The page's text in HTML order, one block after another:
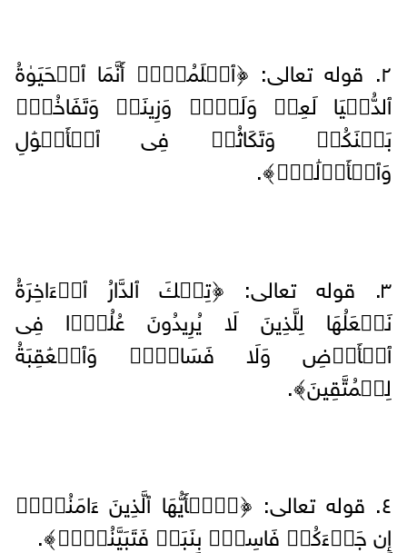
٢. قوله تعالى: ﴿ٱعۡلَمُوۤا۟ أَنَّمَا ٱلۡحَیَوٰةُ
ٱلدُّنۡیَا لَعِبࣱ وَلَهۡوࣱ وَزِینَةࣱ وَتَفَاخُرُۢ
بَیۡنَكُمۡ وَتَكَاثُرࣱ فِی ٱلۡأَمۡوَٰلِ
وَٱلۡأَوۡلَٰدِۖ﴾.
٣. قوله تعالى: ﴿تِلۡكَ ٱلدَّارُ ٱلۡءَاخِرَةُ
نَجۡعَلُهَا لِلَّذِینَ لَا یُرِیدُونَ عُلُوࣰّا فِی
ٱلۡأَرۡضِ وَلَا فَسَادࣰاۚ وَٱلۡعَٰقِبَةُ
لِلۡمُتَّقِینَ﴾.
٤. قوله تعالى: ﴿یَٰۤأَیُّهَا ٱلَّذِینَ ءَامَنُوۤا۟
إِن جَاۤءَكُمۡ فَاسِقُۢ بِنَبَإࣲ فَتَبَیَّنُوۤا۟﴾.